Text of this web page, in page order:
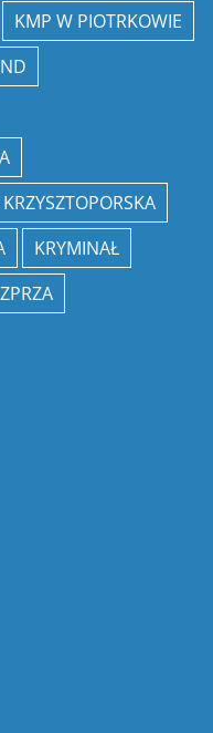
KMP W PIOTRKOWIE
KRYMINAŁ